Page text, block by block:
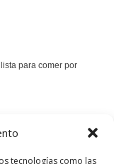
tecnologías como las
lista para comer por